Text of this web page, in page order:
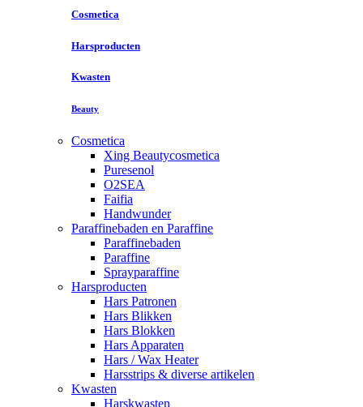
Cosmetica
Harsproducten
Kwasten
Beauty
Cosmetica
Xing Beautycosmetica
Puresenol
O2SEA
Faifia
Handwunder
Paraffinebaden en Paraffine
Paraffinebaden
Paraffine
Sprayparaffine
Harsproducten
Hars Patronen
Hars Blikken
Hars Blokken
Hars Apparaten
Hars / Wax Heater
Harsstrips & diverse artikelen
Kwasten
Harskwasten